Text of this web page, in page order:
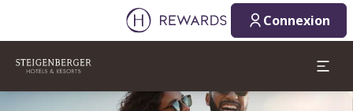
Connexion
Diapositive 1 de 1